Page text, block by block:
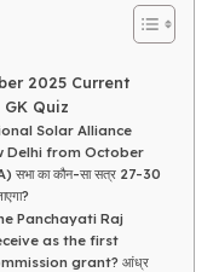
2025 Current
Quiz
Solar Alliance
Delhi from October
सभा का कौन-सा सत्र 27-30
Panchayati Raj
as the first
grant? आंध्र